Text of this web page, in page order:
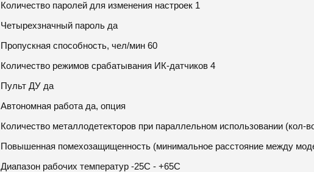
Количество паролей для изменения настроек 1
Четырехзначный пароль да
Пропускная способность, чел/мин 60
Количество режимов срабатывания ИК-датчиков 4
Пульт ДУ да
Автономная работа да, опция
Количество металлодетекторов при параллельном использовании (кол-
Повышенная помехозащищенность (минимальное расстояние между
Диапазон рабочих температур -25С - +65С